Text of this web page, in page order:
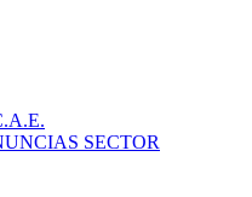
SECTOR